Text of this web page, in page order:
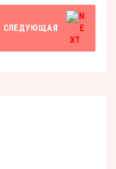
СЛЕДУЮЩАЯ